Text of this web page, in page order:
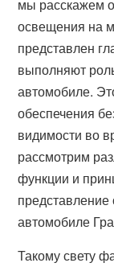
мы расскажем
освещения на
представлен
выполняют
автомобиле.
обеспечения
видимости во
рассмотрим
функции и
автомобиле
Такому свету